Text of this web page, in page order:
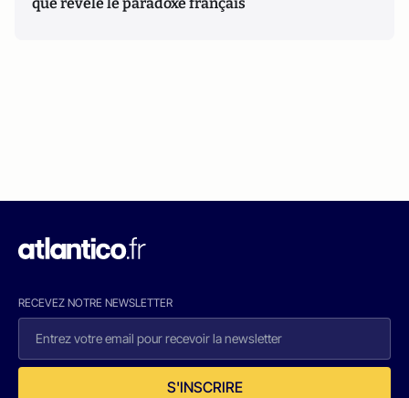
RECEVEZ NOTRE NEWSLETTER
S'INSCRIRE